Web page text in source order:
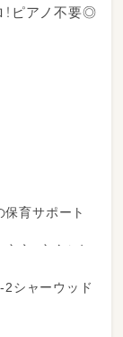
ピアノ不要◎
保育サポート
心・安全な毎
です♪
お出迎えと見
シャーウッド